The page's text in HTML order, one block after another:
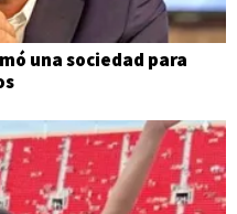
una sociedad para